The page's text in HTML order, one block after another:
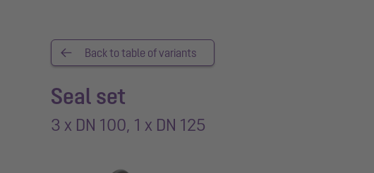
Back to table of variants
Seal set
3 x DN 100, 1 x DN 125